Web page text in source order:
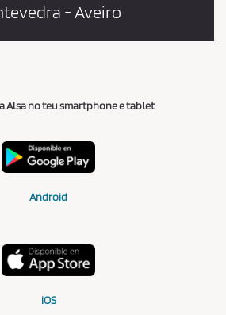
- Aveiro
Alsa no teu smartphone e tablet
Android
iOS